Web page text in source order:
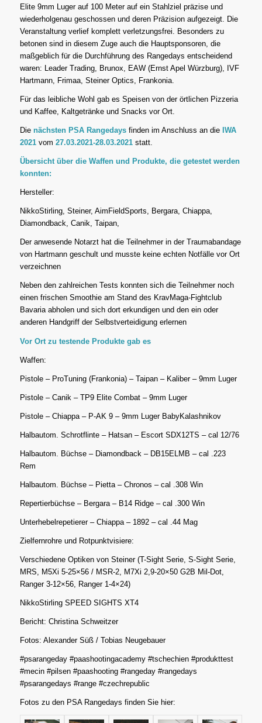
Elite 9mm Luger auf 100 Meter auf ein Stahlziel präzise und
wiederholgenau geschossen und deren Präzision aufgezeigt. Die
Veranstaltung verlief komplett verletzungsfrei. Besonders zu
betonen sind in diesem Zuge auch die Hauptsponsoren, die
maßgeblich für die Durchführung des Rangedays entscheidend
waren: Leader Trading, Brunox, EAW (Ernst Apel Würzburg), IVF
Hartmann, Frimaa, Steiner Optics, Frankonia.
Für das leibliche Wohl gab es Speisen von der örtlichen Pizzeria
und Kaffee, Kaltgetränke und Snacks vor Ort.
Die nächsten PSA Rangedaysfinden im Anschluss an die IWA
2021vom 27.03.2021-28.03.2021statt.
Übersicht über die Waffen und Produkte, die getestet werden
konnten:
Hersteller:
NikkoStirling, Steiner, AimFieldSports, Bergara, Chiappa,
Diamondback, Canik, Taipan,
Der anwesende Notarzt hat die Teilnehmer in der Traumabandage
von Hartmann geschult und musste keine echten Notfälle vor Ort
verzeichnen
Neben den zahlreichen Tests konnten sich die Teilnehmer noch
einen frischen Smoothie am Stand des KravMaga-Fightclub
Bavaria abholen und sich dort erkundigen und den ein oder
anderen Handgriff der Selbstverteidigung erlernen
Vor Ort zu testende Produkte gab es
Waffen:
Pistole – ProTuning (Frankonia) – Taipan – Kaliber – 9mm Luger
Pistole – Canik – TP9 Elite Combat – 9mm Luger
Pistole – Chiappa – P-AK 9 – 9mm Luger BabyKalashnikov
Halbautom. Schrotflinte – Hatsan – Escort SDX12TS – cal 12/76
Halbautom. Büchse – Diamondback – DB15ELMB – cal .223
Rem
Halbautom. Büchse – Pietta – Chronos – cal .308 Win
Repertierbüchse – Bergara – B14 Ridge – cal .300 Win
Unterhebelrepetierer – Chiappa – 1892 – cal .44 Mag
Zielfernrohre und Rotpunktvisiere:
Verschiedene Optiken von Steiner (T-Sight Serie, S-Sight Serie,
MRS, M5Xi 5-25×56 / MSR-2, M7Xi 2,9-20×50 G2B Mil-Dot,
Ranger 3-12×56, Ranger 1-4×24)
NikkoStirling SPEED SIGHTS XT4
Bericht: Christina Schweitzer
Fotos: Alexander Süß / Tobias Neugebauer
#psarangeday #paashootingacademy #tschechien #produkttest
#mecin #pilsen #paashooting #rangeday #rangedays
#psarangedays #range #czechrepublic
Fotos zu den PSA Rangedays finden Sie hier: